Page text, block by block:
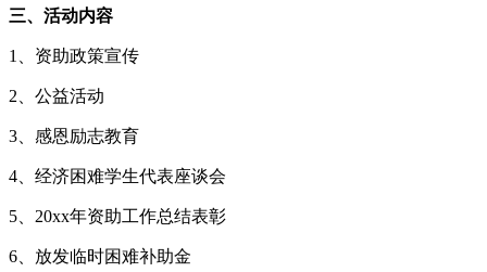
三、活动内容
1、资助政策宣传
2、公益活动
3、感恩励志教育
4、经济困难学生代表座谈会
5、20xx年资助工作总结表彰
6、放发临时困难补助金